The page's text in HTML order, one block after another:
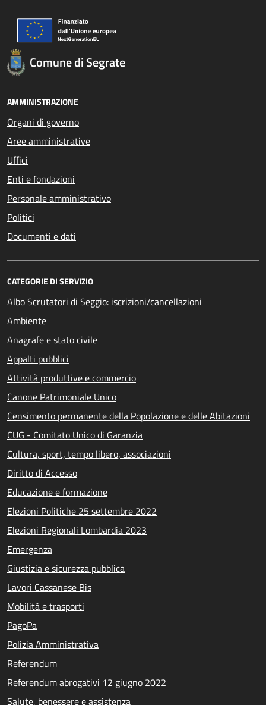
Comune di Segrate
AMMINISTRAZIONE
Organi di governo
Aree amministrative
Uffici
Enti e fondazioni
Personale amministrativo
Politici
Documenti e dati
CATEGORIE DI SERVIZIO
Albo Scrutatori di Seggio: iscrizioni/cancellazioni
Ambiente
Anagrafe e stato civile
Appalti pubblici
Attività produttive e commercio
Canone Patrimoniale Unico
Censimento permanente della Popolazione e delle Abitazioni
CUG - Comitato Unico di Garanzia
Cultura, sport, tempo libero, associazioni
Diritto di Accesso
Educazione e formazione
Elezioni Politiche 25 settembre 2022
Elezioni Regionali Lombardia 2023
Emergenza
Giustizia e sicurezza pubblica
Lavori Cassanese Bis
Mobilità e trasporti
PagoPa
Polizia Amministrativa
Referendum
Referendum abrogativi 12 giugno 2022
Salute, benessere e assistenza